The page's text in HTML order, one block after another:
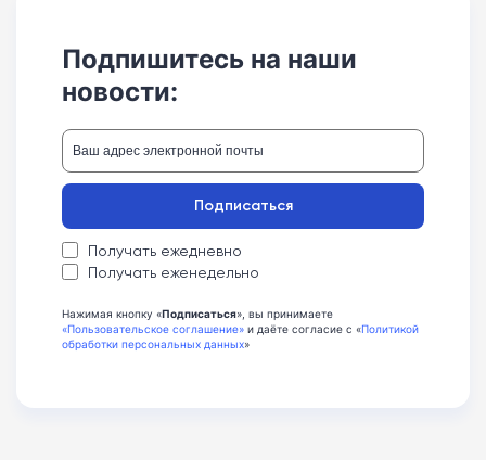
Подпишитесь на наши
новости:
Получать ежедневно
Получать еженедельно
Подписаться
Нажимая кнопку «Подписаться», вы принимаете
«Пользовательское соглашение» и даёте согласие с «Политикой
обработки персональных данных»